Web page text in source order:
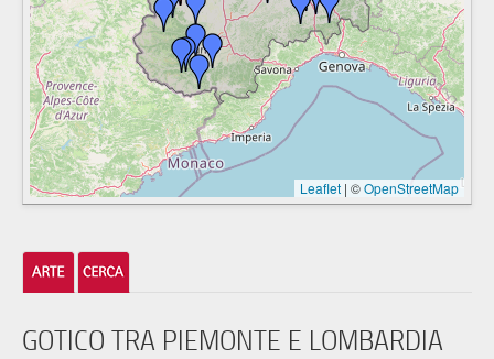
Leaflet | ©OpenStreetMap
GOTICO TRA PIEMONTE E LOMBARDIA